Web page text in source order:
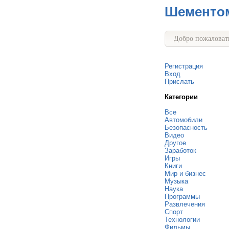
Добро
Регистрация
Вход
Прислать
Категории
Все
Автомобили
Безопасность
Видео
Другое
Заработок
Игры
Книги
Мир и бизнес
Музыка
Наука
Программы
Развлечения
Спорт
Технологии
Фильмы